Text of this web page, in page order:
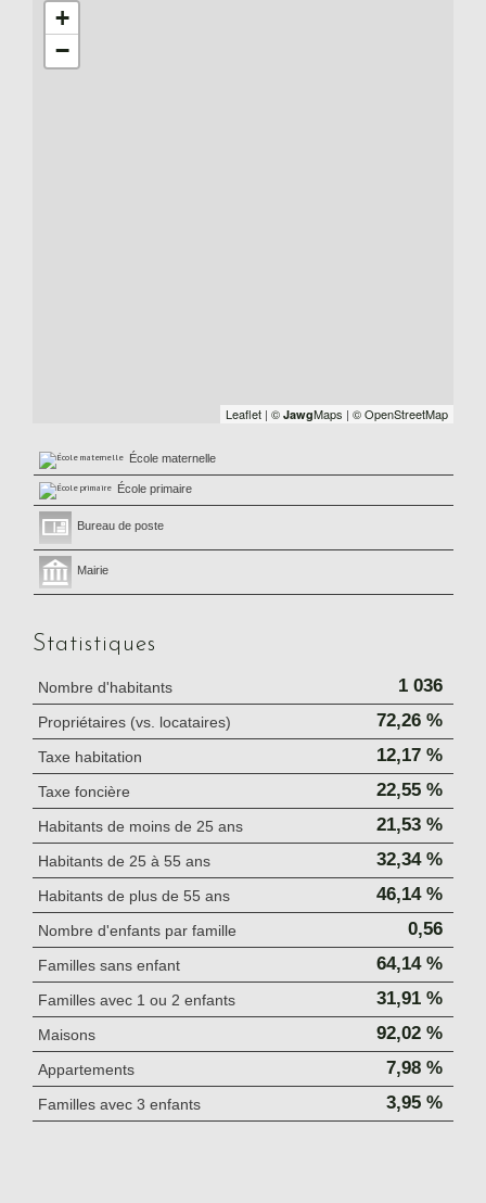
+
−
Leaflet | © JawgMaps | © OpenStreetMap
École maternelle
École primaire
Bureau de poste
Mairie
Statistiques
Nombre d'habitants 1 036
Propriétaires (vs. locataires) 72,26 %
Taxe habitation 12,17 %
Taxe foncière 22,55 %
Habitants de moins de 25 ans 21,53 %
Habitants de 25 à 55 ans 32,34 %
Habitants de plus de 55 ans 46,14 %
Nombre d'enfants par famille 0,56
Familles sans enfant 64,14 %
Familles avec 1 ou 2 enfants 31,91 %
Maisons 92,02 %
Appartements 7,98 %
Familles avec 3 enfants 3,95 %